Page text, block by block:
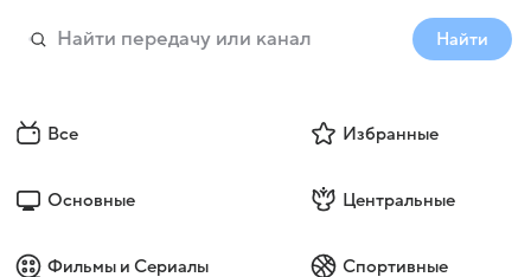
Найти
Все Избранные
Основные Центральные
Фильмы и Сериалы Спортивные